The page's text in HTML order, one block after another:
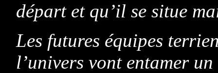
départ et qu’il se situe
Les futures équipes
l’univers vont entamer